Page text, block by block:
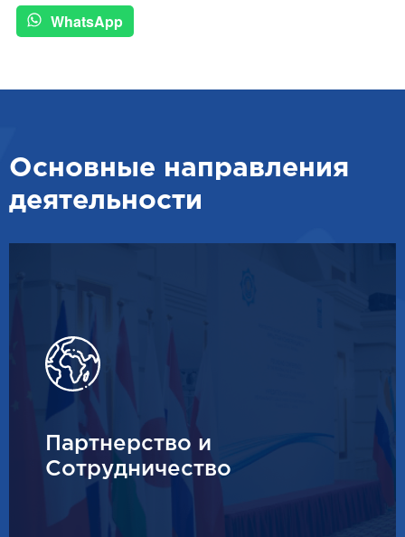
WhatsApp
Основные направления
деятельности
Партнерство и
Сотрудничество